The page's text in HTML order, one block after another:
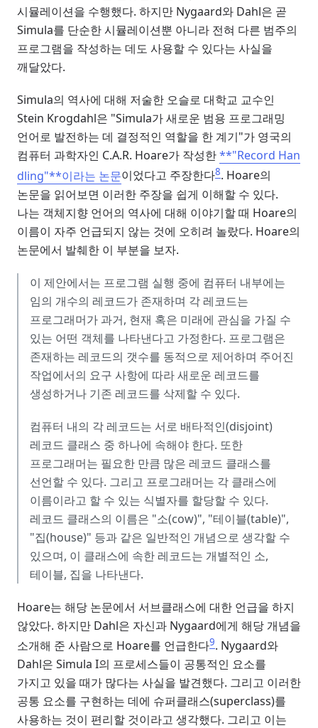
시뮬레이션을 수행했다. 하지만 Nygaard와 Dahl은 곧
Simula를 단순한 시뮬레이션뿐 아니라 전혀 다른 범주의
프로그램을 작성하는 데도 사용할 수 있다는 사실을
깨달았다.
Simula의 역사에 대해 저술한 오슬로 대학교 교수인
Stein Krogdahl은 "Simula가 새로운 범용 프로그래밍
언어로 발전하는 데 결정적인 역할을 한 계기"가 영국의
컴퓨터 과학자인 C.A.R. Hoare가 작성한**"Record Han
dling"**이라는 논문이었다고 주장한다8. Hoare의
논문을 읽어보면 이러한 주장을 쉽게 이해할 수 있다.
나는 객체지향 언어의 역사에 대해 이야기할 때 Hoare의
이름이 자주 언급되지 않는 것에 오히려 놀랐다. Hoare의
논문에서 발췌한 이 부분을 보자.
이 제안에서는 프로그램 실행 중에 컴퓨터 내부에는
임의 개수의 레코드가 존재하며 각 레코드는
프로그래머가 과거, 현재 혹은 미래에 관심을 가질 수
있는 어떤 객체를 나타낸다고 가정한다. 프로그램은
존재하는 레코드의 갯수를 동적으로 제어하며 주어진
작업에서의 요구 사항에 따라 새로운 레코드를
생성하거나 기존 레코드를 삭제할 수 있다.
컴퓨터 내의 각 레코드는 서로 배타적인(disjoint)
레코드 클래스 중 하나에 속해야 한다. 또한
프로그래머는 필요한 만큼 많은 레코드 클래스를
선언할 수 있다. 그리고 프로그래머는 각 클래스에
이름이라고 할 수 있는 식별자를 할당할 수 있다.
레코드 클래스의 이름은 "소(cow)", "테이블(table)",
"집(house)" 등과 같은 일반적인 개념으로 생각할 수
있으며, 이 클래스에 속한 레코드는 개별적인 소,
테이블, 집을 나타낸다.
Hoare는 해당 논문에서 서브클래스에 대한 언급을 하지
않았다. 하지만 Dahl은 자신과 Nygaard에게 해당 개념을
소개해 준 사람으로 Hoare를 언급한다9. Nygaard와
Dahl은 Simula I의 프로세스들이 공통적인 요소를
가지고 있을 때가 많다는 사실을 발견했다. 그리고 이러한
공통 요소를 구현하는 데에 슈퍼클래스(superclass)를
사용하는 것이 편리할 것이라고 생각했다. 그리고 이는